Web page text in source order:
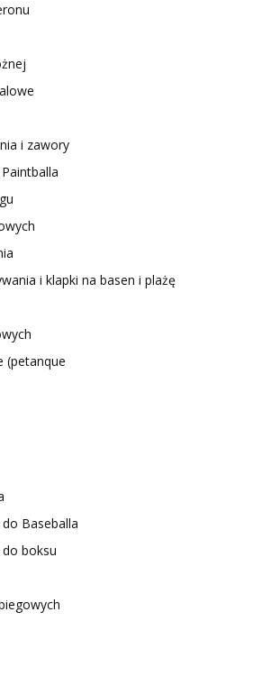
i zawory
i klapki na basen i plażę
(petanque
Baseballa
boksu